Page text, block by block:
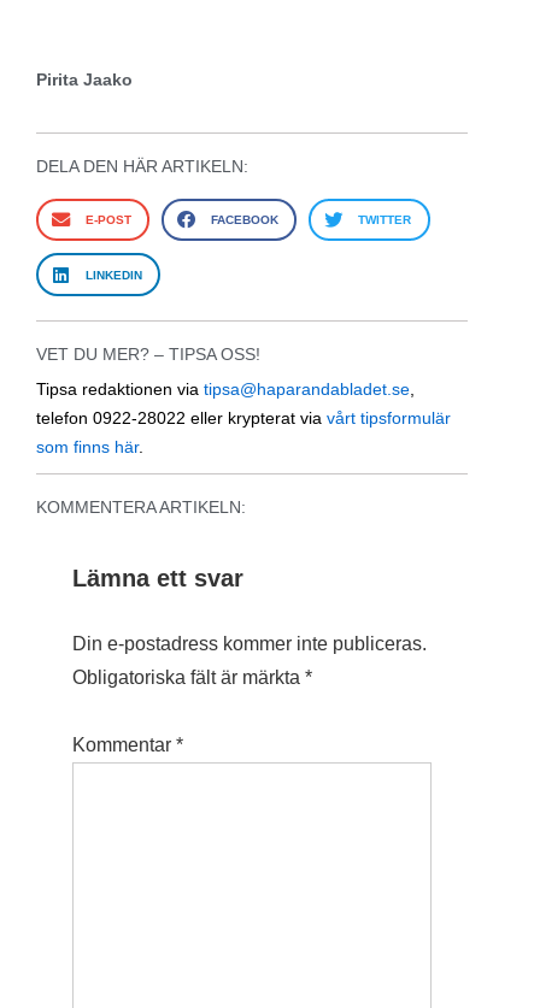
Pirita Jaako
DELA DEN HÄR ARTIKELN:
E-POST FACEBOOK TWITTER
LINKEDIN
VET DU MER? – TIPSA OSS!
Tipsa redaktionen via tipsa@haparandabladet.se
telefon 0922-28022 eller krypterat via vårt tipsformulär
som finns här.
KOMMENTERA ARTIKELN:
Lämna ett svar
Din e-postadress kommer inte publiceras.
Obligatoriska fält är märkta *
Kommentar *